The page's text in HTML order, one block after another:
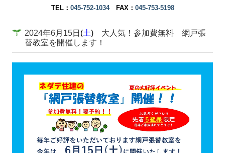
TEL： 045-752-1034FAX： 045-753-5198
2024年6月15日 (土) 大人気！参加費無料 網戸張
替教室を開催します！